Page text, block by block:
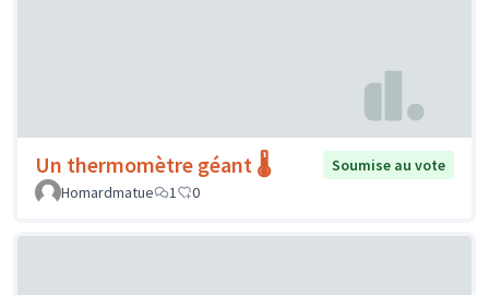
Un thermomètre géant 🌡️
Soumise au vote
Homardmatue
1 0